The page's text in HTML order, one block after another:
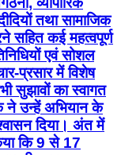
दीदियों तथा सामाजिक
सहित कई महत्वपूर्ण
एवं सोशल
प्रसार में विशेष
सुझावों का स्वागत
ने उन्हें अभियान के
दिया। अंत में
कि 9 से 17